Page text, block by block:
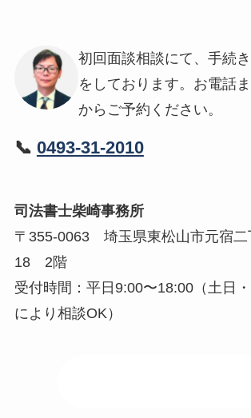
初回面談相談にて、手続
をしております。お電話
からご予約ください。
📞 0493-31-2010
司法書士柴崎事務所
〒355-0063 埼玉県東松山市元宿二
18 2階
受付時間：平日9:00〜18:00（土日
により相談OK）